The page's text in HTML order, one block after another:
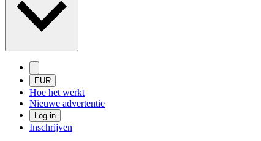
EUR
Hoe het werkt
Nieuwe advertentie
Log in
Inschrijven